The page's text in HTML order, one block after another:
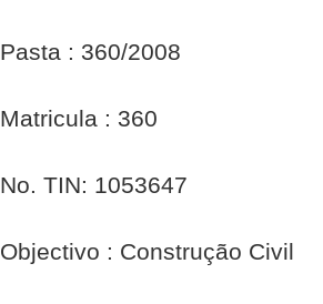
Pasta : 360/2008
Matricula : 360
No. TIN: 1053647
Objectivo : Construção Civil